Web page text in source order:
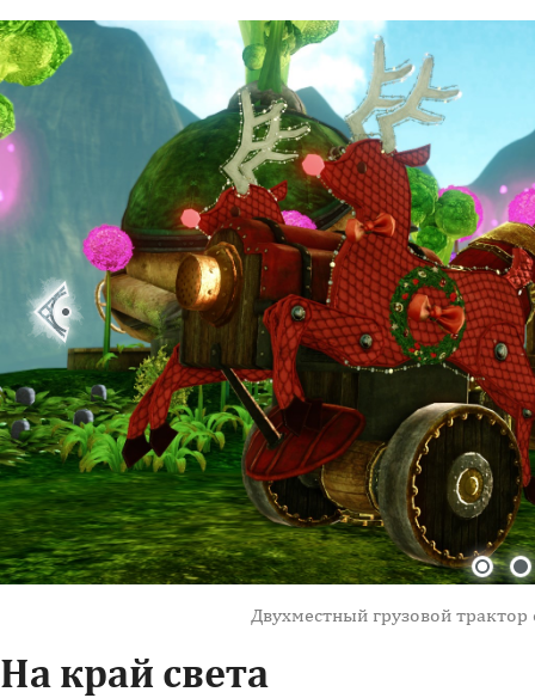
Двухместный грузовой
На край света